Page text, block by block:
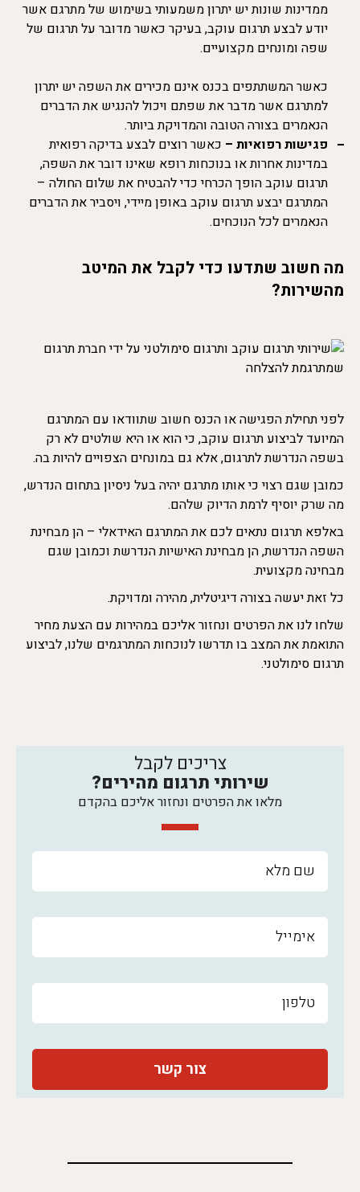
ממדינות שונות יש יתרון משמעותי בשימוש של מתרגם אשר
יודע לבצע תרגום עוקב, בעיקר כאשר מדובר על תרגום של
שפה ומונחים מקצועיים.
כאשר המשתתפים בכנס אינם מכירים את השפה יש יתרון
למתרגם אשר מדבר את שפתם ויכול להנגיש את הדברים
הנאמרים בצורה הטובה והמדויקת ביותר.
פגישות רפואיות – כאשר רוצים לבצע בדיקה רפואית
במדינות אחרות או בנוכחות רופא שאינו דובר את השפה,
תרגום עוקב הופך הכרחי כדי להבטיח את שלום החולה –
המתרגם יבצע תרגום עוקב באופן מיידי, ויסביר את הדברים
הנאמרים לכל הנוכחים.
מה חשוב שתדעו כדי לקבל את המיטב
מהשירות?
לפני תחילת הפגישה או הכנס חשוב שתוודאו עם המתרגם
המיועד לביצוע תרגום עוקב, כי הוא או היא שולטים לא רק
בשפה הנדרשת לתרגום, אלא גם במונחים הצפויים להיות בה.
כמובן שגם רצוי כי אותו מתרגם יהיה בעל ניסיון בתחום הנדרש,
מה שרק יוסיף לרמת הדיוק שלהם.
באלפא תרגום נתאים לכם את המתרגם האידאלי – הן מבחינת
השפה הנדרשת, הן מבחינת האישיות הנדרשת וכמובן שגם
מבחינה מקצועית.
כל זאת יעשה בצורה דיגיטלית, מהירה ומדויקת.
שלחו לנו את הפרטים ונחזור אליכם במהירות עם הצעת מחיר
התואמת את המצב בו תדרשו לנוכחות המתרגמים שלנו, לביצוע
תרגום סימולטני.
צריכים לקבל
שירותי תרגום מהירים?
מלאו את הפרטים ונחזור אליכם בהקדם
צור קשר